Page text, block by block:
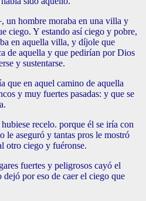
, un hombre moraba en una villa y
ciego. Y estando así ciego y pobre,
en aquella villa, y díjole que
de aquella y que pedirían por Dios
y sustentarse.
que en aquel camino de aquella
y muy fuertes pasadas: y que se
recelo. porque él se iría con
le aseguró y tantas pros le mostró
otro ciego y fuéronse.
fuertes y peligrosos cayó el
por eso de caer el ciego que